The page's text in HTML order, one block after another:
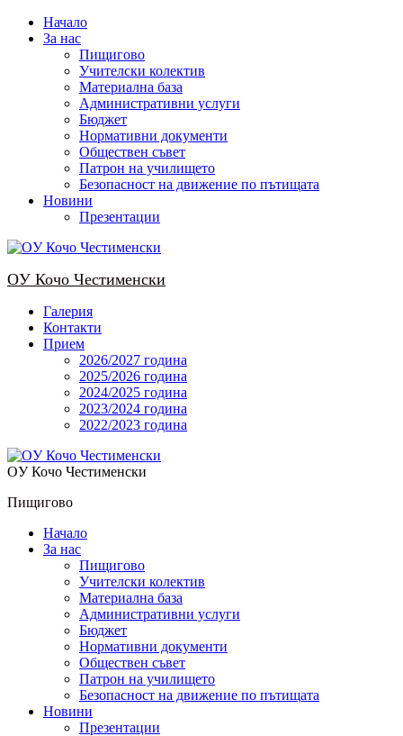
Skip
Начало
За нас
Пищигово
Учителски колектив
Материална база
Административни услуги
Бюджет
Нормативни документи
Обществен съвет
Патрон на училището
Безопасност на движение по пътищата
Новини
Презентации
OУ Кочо Чeстименски
Галерия
Контакти
Прием
2026/2027 година
2025/2026 година
2024/2025 годинa
2023/2024 година
2022/2023 година
OУ Кочо Чeстименски
Пищигово
Начало
За нас
Пищигово
Учителски колектив
Материална база
Административни услуги
Бюджет
Нормативни документи
Обществен съвет
Патрон на училището
Безопасност на движение по пътищата
Новини
Презентации